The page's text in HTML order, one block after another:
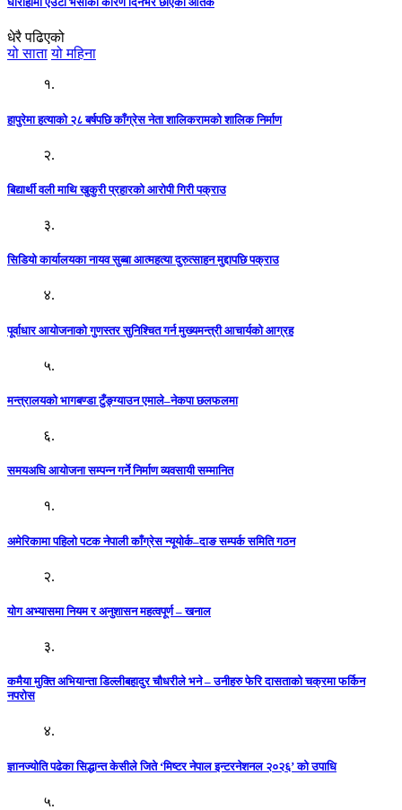
धेरै पढिएको
यो साता यो महिना
१.
हापुरेमा हत्याको २८ बर्षपछि काँग्रेस नेता शालिकरामको शालिक निर्माण
२.
बिद्यार्थी वली माथि खुकुरी प्रहारको आरोपी गिरी पक्राउ
३.
सिडियो कार्यालयका नायव सुब्बा आत्महत्या दुरुत्साहन मुद्दापछि पक्राउ
४.
पूर्वाधार आयोजनाको गुणस्तर सुनिश्चित गर्न मुख्यमन्त्री आचार्यको आग्रह
५.
मन्त्रालयको भागबण्डा टुँङ्ग्याउन एमाले–नेकपा छलफलमा
६.
समयअघि आयोजना सम्पन्न गर्ने निर्माण व्यवसायी सम्मानित
१.
अमेरिकामा पहिलो पटक नेपाली काँग्रेस न्यूयोर्क–दाङ सम्पर्क समिति गठन
२.
योग अभ्यासमा नियम र अनुशासन महत्वपूर्ण – खनाल
३.
कमैया मुक्ति अभियान्ता डिल्लीबहादुर चौधरीले भने – उनीहरु फेरि दासताको चक्रमा फर्किन
नपरोस
४.
ज्ञानज्योति पढेका सिद्धान्त केसीले जिते ‘मिष्टर नेपाल इन्टरनेशनल २०२६’ को उपाधि
५.